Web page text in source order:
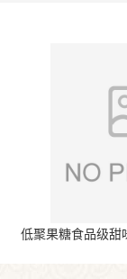
低聚果糖食品级甜